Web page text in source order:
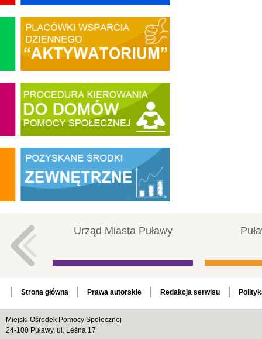
Urząd Miasta Puławy
Strona główna Prawa autorskie Redakcja serwisu
Miejski Ośrodek Pomocy Społecznej
24-100 Puławy, ul. Leśna 17